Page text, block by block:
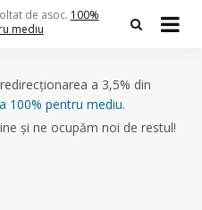
de asoc. 100%
mediu
a 3,5% din
100% pentru mediu.
și ne ocupăm noi de restul!